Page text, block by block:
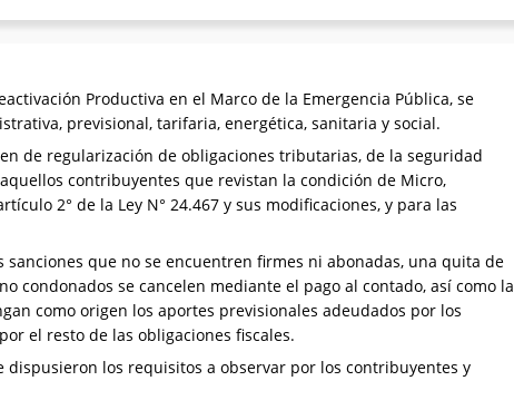
Productiva en el Marco de la Emergencia Pública, se
previsional, tarifaria, energética, sanitaria y social.
de regularización de obligaciones tributarias, de la seguridad
contribuyentes que revistan la condición de Micro,
2° de la Ley N° 24.467 y sus modificaciones, y para las
que no se encuentren firmes ni abonadas, una quita de
condonados se cancelen mediante el pago al contado, así como la
como origen los aportes previsionales adeudados por los
el resto de las obligaciones fiscales.
dispusieron los requisitos a observar por los contribuyentes y